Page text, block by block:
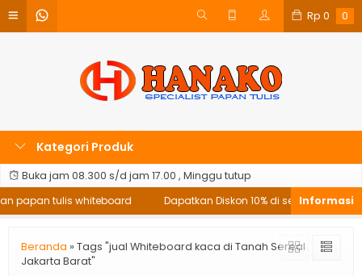
Rp 0 0
Kategori Produk
Buka jam 08.300 s/d jam 17.00 , Minggu tutup
papan tulis whiteboard
Dapatkan Diskon 10% di setiap
Beranda » Tags "jual Whiteboard kaca di Tanah Sereal
Jakarta Barat"